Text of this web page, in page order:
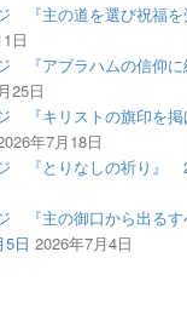
『主の道を選び祝福
日
『アブラハムの信仰
25日
『キリストの旗印を
年7月18日
『とりなしの祈り』
『主の御口から出るす
日 2026年7月4日